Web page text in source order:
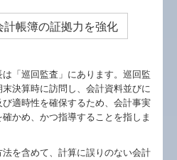
計帳簿の証拠力を強化
「巡回監査」にあります。巡回監
決算時に訪問し、会計資料並びに
適時性を確保するため、会計事実
かめ、かつ指導することを指しま
を含めて、計算に誤りのない会計